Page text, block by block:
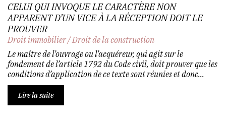
CELUI QUI INVOQUE LE CARACTÈRE NON
APPARENT D’UN VICE À LA RÉCEPTION DOIT LE
PROUVER
Droit immobilier/Droit de la construction
Le maître de l’ouvrage ou l’acquéreur, qui agit sur le
fondement de l’article 1792 du Code civil, doit prouver que les
conditions d’application de ce texte sont réunies et donc...
Lire la suite